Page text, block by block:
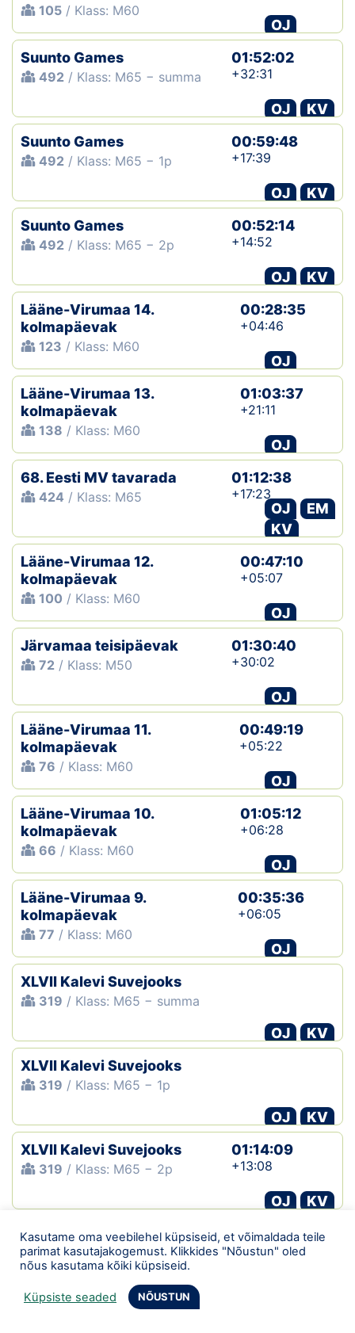
105 / Klass: M60
OJ
Suunto Games
492 / Klass: M65 − summa
01:52:02
+32:31
OJ
KV
Suunto Games
492 / Klass: M65 − 1p
00:59:48
+17:39
OJ
KV
Suunto Games
492 / Klass: M65 − 2p
00:52:14
+14:52
OJ
KV
Lääne-Virumaa 14.
kolmapäevak
123 / Klass: M60
00:28:35
+04:46
OJ
Lääne-Virumaa 13.
kolmapäevak
138 / Klass: M60
01:03:37
+21:11
OJ
68. Eesti MV tavarada
424 / Klass: M65
01:12:38
+17:23
OJ
EM
KV
Lääne-Virumaa 12.
kolmapäevak
100 / Klass: M60
00:47:10
+05:07
OJ
Järvamaa teisipäevak
72 / Klass: M50
01:30:40
+30:02
OJ
Lääne-Virumaa 11.
kolmapäevak
76 / Klass: M60
00:49:19
+05:22
OJ
Lääne-Virumaa 10.
kolmapäevak
66 / Klass: M60
01:05:12
+06:28
OJ
Lääne-Virumaa 9.
kolmapäevak
77 / Klass: M60
00:35:36
+06:05
OJ
XLVII Kalevi Suvejooks
319 / Klass: M65 − summa
OJ
KV
XLVII Kalevi Suvejooks
319 / Klass: M65 − 1p
OJ
KV
XLVII Kalevi Suvejooks
319 / Klass: M65 − 2p
01:14:09
+13:08
OJ
KV
Tallinna Neljapäevak
467 / Klass: M65
01:08:41
+10:10
Kasutame oma veebilehel küpsiseid, et võimaldada teile
parimat kasutajakogemust. Klikkides "Nõustun" oled
nõus kasutama kõiki küpsiseid.
Küpsiste seaded NÕUSTUN